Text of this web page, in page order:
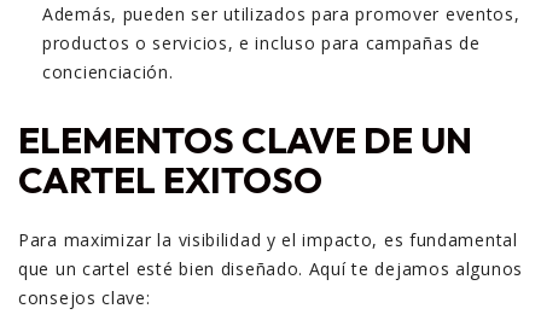
Además, pueden ser utilizados para promover eventos,
productos o servicios, e incluso para campañas de
concienciación.
ELEMENTOS CLAVE DE UN
CARTEL EXITOSO
Para maximizar la visibilidad y el impacto, es fundamental
que un cartel esté bien diseñado. Aquí te dejamos algunos
consejos clave: